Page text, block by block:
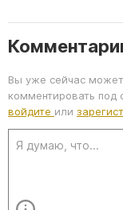
Вы уже сейчас
комментировать
войдите или